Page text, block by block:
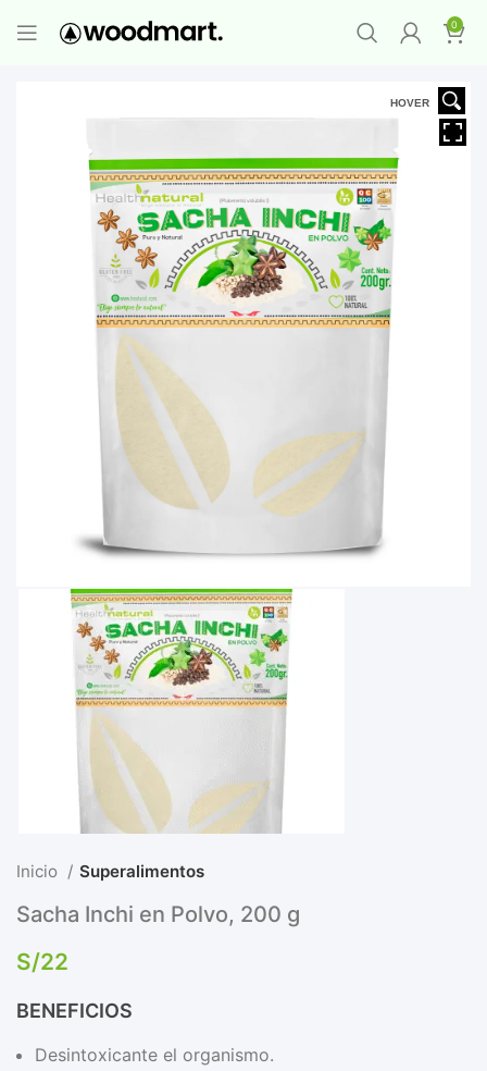
0
HOVER
Inicio Superalimentos
Sacha Inchi en Polvo, 200 g
S/22
BENEFICIOS
Desintoxicante el organismo.
Premium-Compra 12 unidades y llévate 1
GRATIS ¡LO QUIERO YA